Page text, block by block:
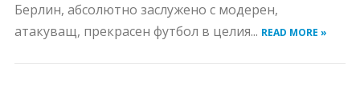
Берлин, абсолютно заслужено с модерен,
атакуващ, прекрасен футбол в целия... READ MORE »